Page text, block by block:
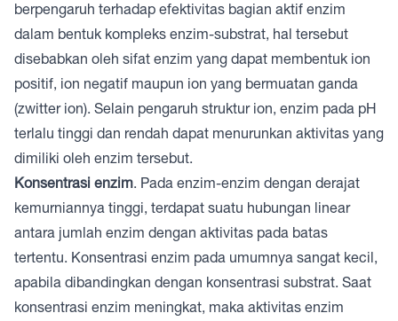
berpengaruh terhadap efektivitas bagian aktif enzim
dalam bentuk kompleks enzim-substrat, hal tersebut
disebabkan oleh sifat enzim yang dapat membentuk ion
positif, ion negatif maupun ion yang bermuatan ganda
(zwitter ion). Selain pengaruh struktur ion, enzim pada pH
terlalu tinggi dan rendah dapat menurunkan aktivitas yang
dimiliki oleh enzim tersebut.
Konsentrasi enzim. Pada enzim-enzim dengan derajat
kemurniannya tinggi, terdapat suatu hubungan linear
antara jumlah enzim dengan aktivitas pada batas
tertentu. Konsentrasi enzim pada umumnya sangat kecil,
apabila dibandingkan dengan konsentrasi substrat. Saat
konsentrasi enzim meningkat, maka aktivitas enzim